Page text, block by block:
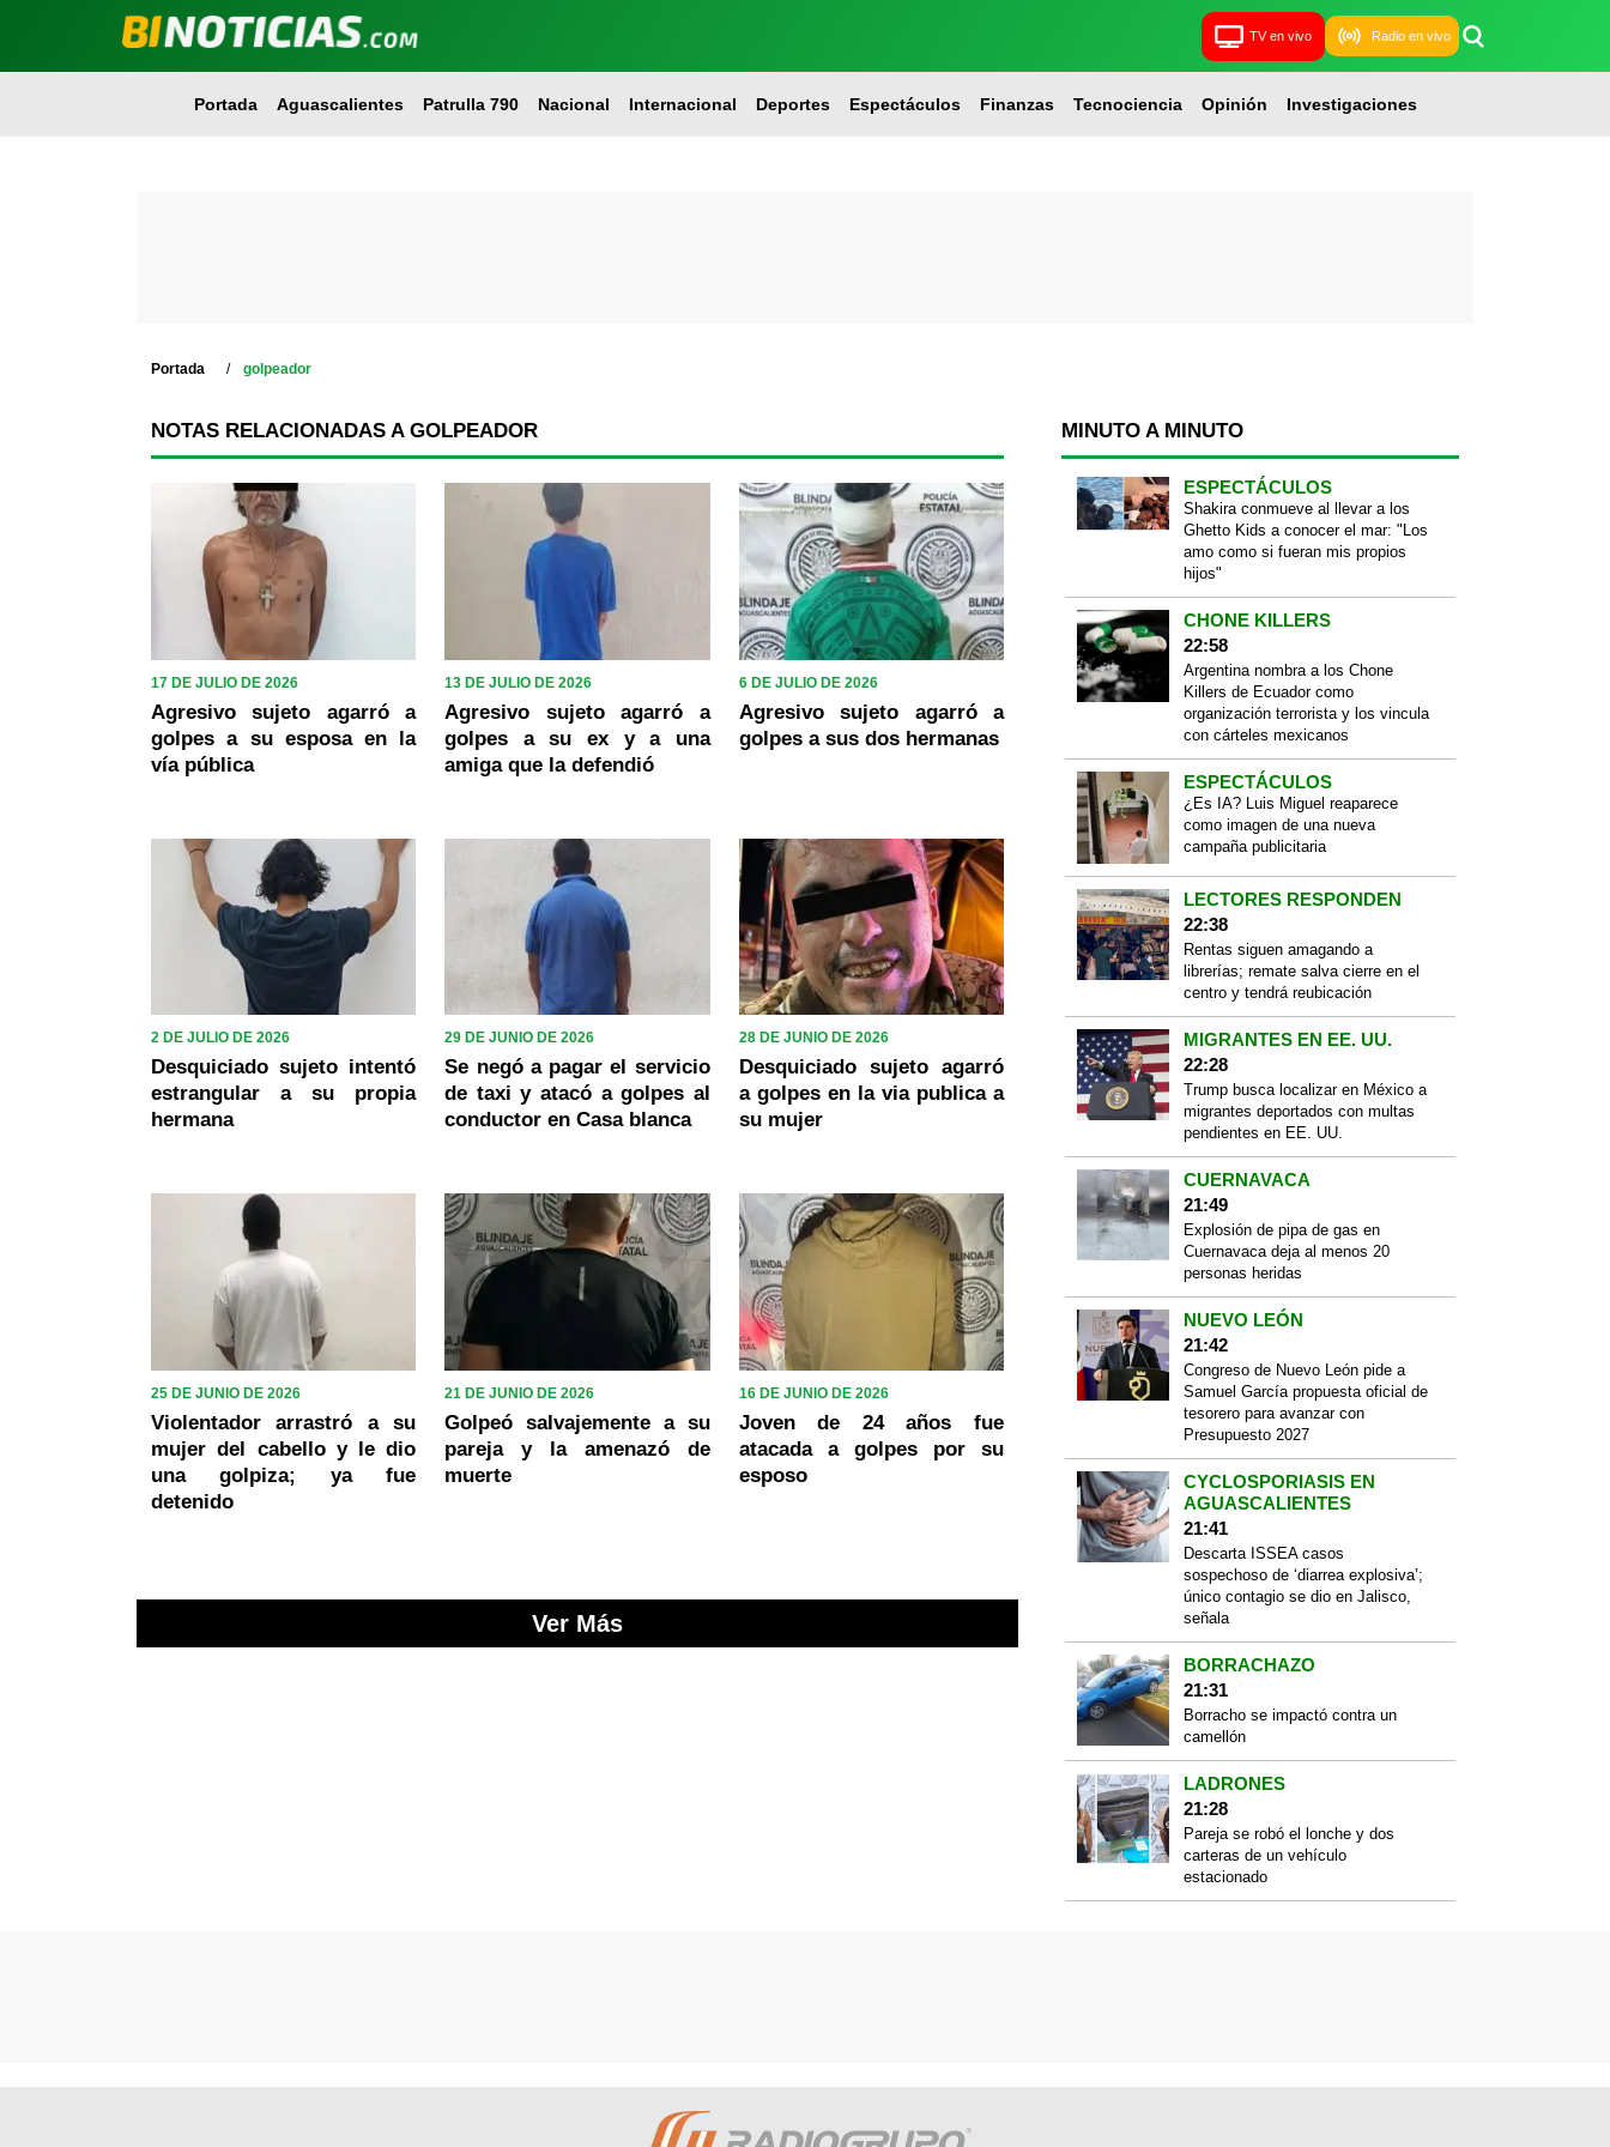
TV en vivo Radio en vivo
Portada Aguascalientes Patrulla 790 Nacional Internacional Deportes Espectáculos Finanzas Tecnociencia Opinión Investigaciones
Portada golpeador
NOTAS RELACIONADAS A GOLPEADOR
17 DE JULIO DE 2026
Agresivo sujeto agarró a
golpes a su esposa en la
vía pública
13 DE JULIO DE 2026
Agresivo sujeto agarró a
golpes a su ex y a una
amiga que la defendió
6 DE JULIO DE 2026
Agresivo sujeto agarró a
golpes a sus dos hermanas
2 DE JULIO DE 2026
Desquiciado sujeto intentó
estrangular a su propia
hermana
29 DE JUNIO DE 2026
Se negó a pagar el servicio
de taxi y atacó a golpes al
conductor en Casa blanca
28 DE JUNIO DE 2026
Desquiciado sujeto agarró
a golpes en la via publica a
su mujer
25 DE JUNIO DE 2026
Violentador arrastró a su
mujer del cabello y le dio
una golpiza; ya fue
detenido
21 DE JUNIO DE 2026
Golpeó salvajemente a su
pareja y la amenazó de
muerte
16 DE JUNIO DE 2026
Joven de 24 años fue
atacada a golpes por su
esposo
Ver Más
MINUTO A MINUTO
ESPECTÁCULOS
Shakira conmueve al llevar a los
Ghetto Kids a conocer el mar: "Los
amo como si fueran mis propios
hijos"
CHONE KILLERS
22:58
Argentina nombra a los Chone
Killers de Ecuador como
organización terrorista y los vincula
con cárteles mexicanos
ESPECTÁCULOS
¿Es IA? Luis Miguel reaparece
como imagen de una nueva
campaña publicitaria
LECTORES RESPONDEN
22:38
Rentas siguen amagando a
librerías; remate salva cierre en el
centro y tendrá reubicación
MIGRANTES EN EE. UU.
22:28
Trump busca localizar en México a
migrantes deportados con multas
pendientes en EE. UU.
CUERNAVACA
21:49
Explosión de pipa de gas en
Cuernavaca deja al menos 20
personas heridas
NUEVO LEÓN
21:42
Congreso de Nuevo León pide a
Samuel García propuesta oficial de
tesorero para avanzar con
Presupuesto 2027
CYCLOSPORIASIS EN
AGUASCALIENTES
21:41
Descarta ISSEA casos
sospechoso de ‘diarrea explosiva’;
único contagio se dio en Jalisco,
señala
BORRACHAZO
21:31
Borracho se impactó contra un
camellón
LADRONES
21:28
Pareja se robó el lonche y dos
carteras de un vehículo
estacionado